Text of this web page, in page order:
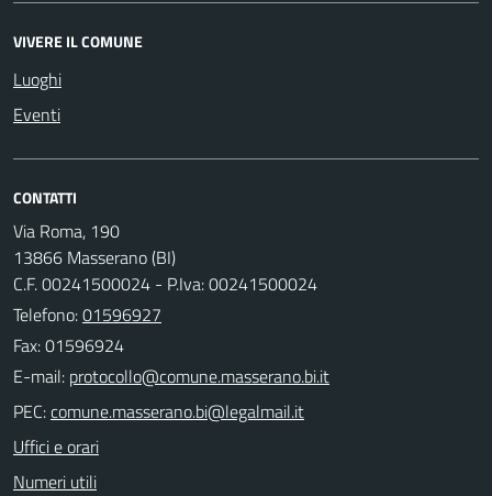
VIVERE IL COMUNE
Luoghi
Eventi
CONTATTI
Via Roma, 190
13866 Masserano (BI)
C.F. 00241500024 - P.Iva: 00241500024
Telefono:01596927
Fax: 01596924
E-mail:
PEC:
Uffici e orari
Numeri utili